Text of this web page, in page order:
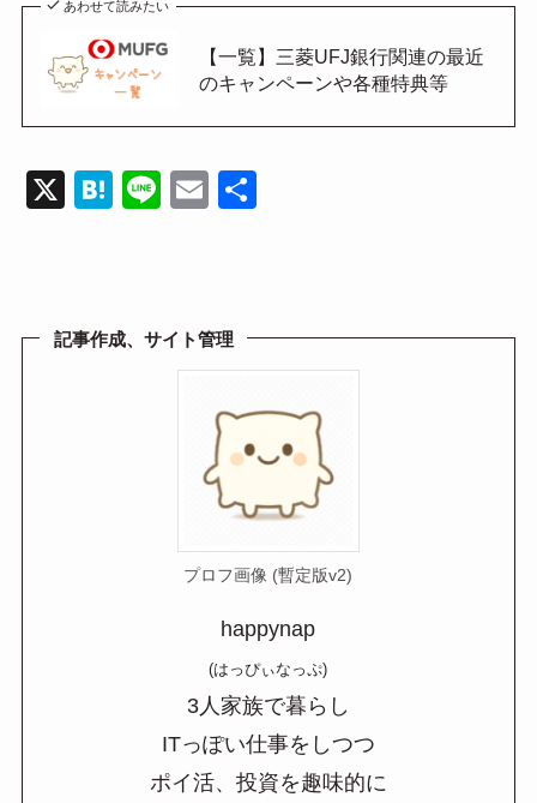
あわせて読みたい
【一覧】三菱UFJ銀行関連の最近
のキャンペーンや各種特典等
X
H
a
Li
E
記事作成、サイト管理
プロフ画像 (暫定版v2)
happynap
(はっぴぃなっぷ)
3人家族で暮らし
ITっぽい仕事をしつつ
ポイ活、投資を趣味的に